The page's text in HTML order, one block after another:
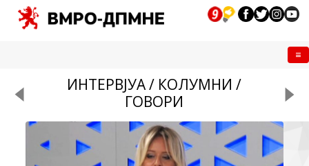
ИНТЕРВЈУА / КОЛУМНИ /
ГОВОРИ